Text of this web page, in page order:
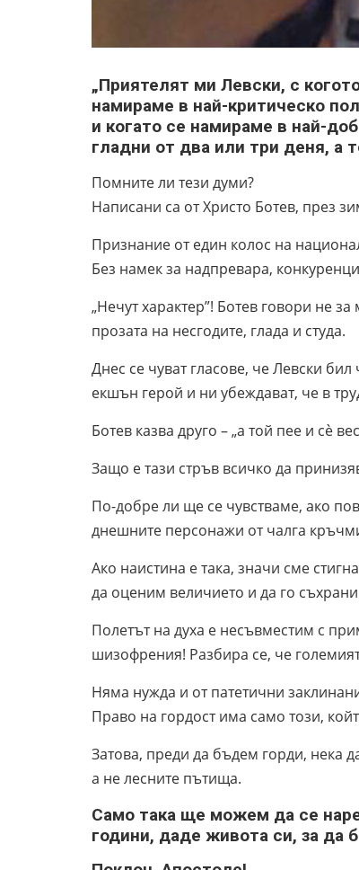
„Приятелят ми Левски, с
намираме в най-критическо
и когато се намираме в най-
гладни от два или три деня, а
Помните ли тези думи?
Написани са от Христо Ботев, през
Признание от един колос на
Без намек за надпревара,
„Нечут характер”! Ботев говори не
прозата на несгодите, глада и студа.
Днес се чуват гласове, че Левски
екшън герой и ни убеждават, че в
Ботев казва друго – „а той пее и сè
Защо е тази стръв всичко да
По-добре ли ще се чувстваме, ако
днешните персонажи от чалга
Ако наистина е така, значи сме
да оценим величието и да го
Полетът на духа е несъвместим с
шизофрения! Разбира се, че
Няма нужда и от патетични
Право на гордост има само този,
Затова, преди да бъдем горди, нека
а не лесните пътища.
Само така ще можем да се
години, даде живота си, за да